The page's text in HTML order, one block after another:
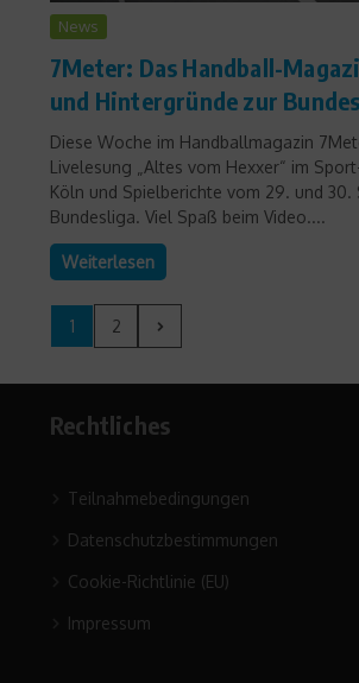
News
7Meter: Das Handball-
und Hintergründe zur
Diese Woche im Handballmagazin
Livelesung „Altes vom Hexxer“ im
Köln und Spielberichte vom 29. und
Bundesliga. Viel Spaß beim Video....
Weiterlesen
1 2
Rechtliches
Teilnahmebedingungen
Datenschutzbestimmungen
Cookie-Richtlinie (EU)
Impressum